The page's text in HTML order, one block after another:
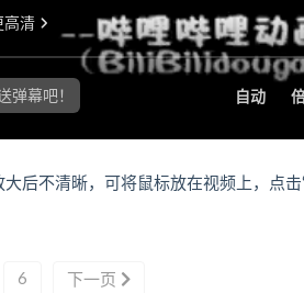
后不清晰，可将鼠标放在视频上，点
6 下一页